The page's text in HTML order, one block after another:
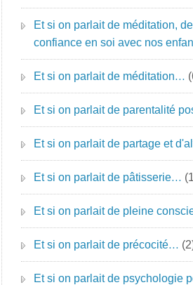
Et si on parlait de méditation,
confiance en soi avec nos
Et si on parlait de méditation…
Et si on parlait de parentalité
Et si on parlait de partage et
Et si on parlait de pâtisserie…
Et si on parlait de pleine
Et si on parlait de précocité…
Et si on parlait de psychologie